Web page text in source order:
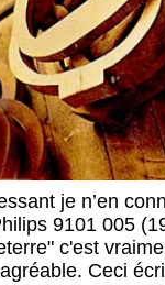
je n’en
9101 005
c'est
Ceci